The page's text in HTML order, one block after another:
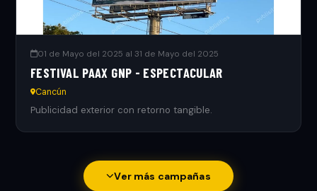
01 de Mayo del 2025 al 31 de Mayo del 2025
FESTIVAL PAAX GNP - ESPECTACULAR
Cancún
Publicidad exterior con retorno tangible.
Ver más campañas